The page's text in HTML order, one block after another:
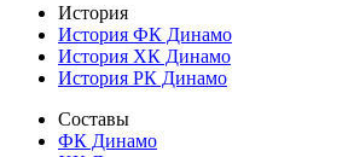
История
История ФК Динамо
История ХК Динамо
История РК Динамо
Составы
ФК Динамо